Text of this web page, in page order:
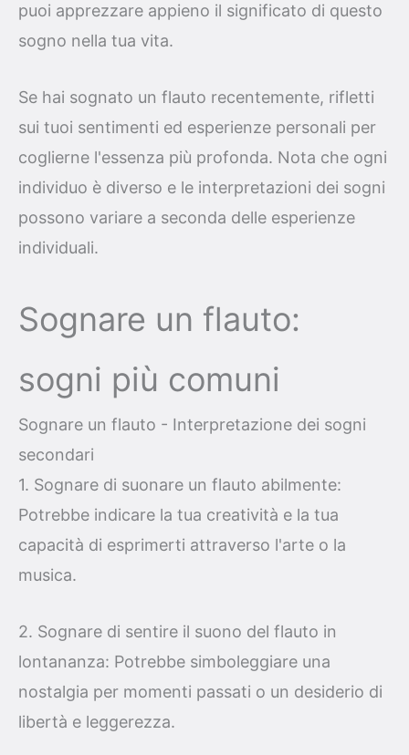
puoi apprezzare appieno il significato di questo
sogno nella tua vita.
Se hai sognato un flauto recentemente, rifletti
sui tuoi sentimenti ed esperienze personali per
coglierne l'essenza più profonda. Nota che ogni
individuo è diverso e le interpretazioni dei sogni
possono variare a seconda delle esperienze
individuali.
Sognare un flauto:
sogni più comuni
Sognare un flauto - Interpretazione dei sogni
secondari
1. Sognare di suonare un flauto abilmente:
Potrebbe indicare la tua creatività e la tua
capacità di esprimerti attraverso l'arte o la
musica.
2. Sognare di sentire il suono del flauto in
lontananza: Potrebbe simboleggiare una
nostalgia per momenti passati o un desiderio di
libertà e leggerezza.